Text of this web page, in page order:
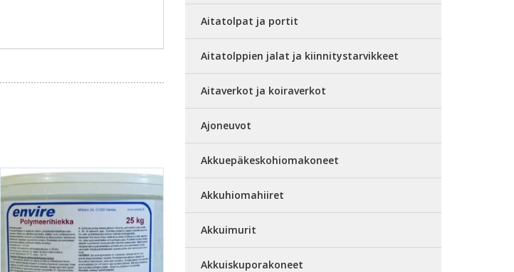
Aitatolpat ja portit
Aitatolppien jalat ja kiinnitystarvikkeet
Aitaverkot ja koiraverkot
Ajoneuvot
Akkuepäkeskohiomakoneet
Akkuhiomahiiret
Akkuimurit
Akkuiskuporakoneet